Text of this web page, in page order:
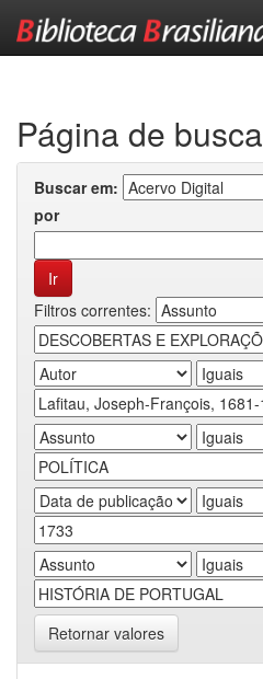
Página de busca
Buscar em:
por
Filtros correntes:
Retornar valores